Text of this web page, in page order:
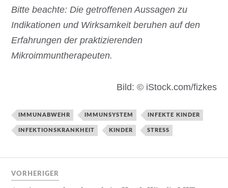
Bitte beachte: Die getroffenen Aussagen zu
Indikationen und Wirksamkeit beruhen auf den
Erfahrungen der praktizierenden
Mikroimmuntherapeuten.
Bild: © iStock.com/fizkes
IMMUNABWEHR IMMUNSYSTEM INFEKTE KINDER
INFEKTIONSKRANKHEIT KINDER STRESS
VORHERIGER